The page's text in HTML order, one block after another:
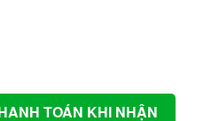
TOÁN KHI NHẬN